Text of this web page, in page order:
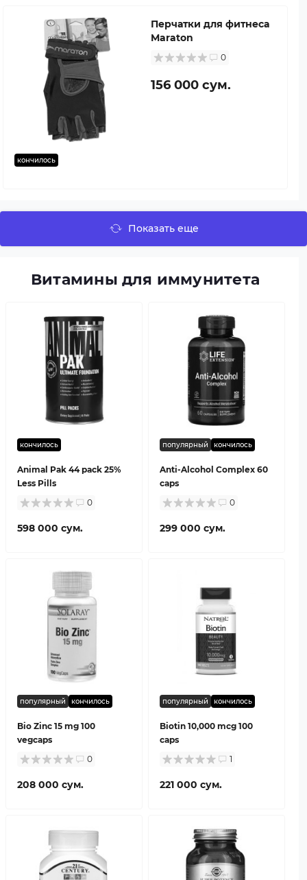
кончилось
Перчатки для фитнеса
Maraton
0
156 000 сум.
Показать еще
Витамины для иммунитета
кончилось
Animal Pak 44 pack 25%
Less Pills
0
598 000 сум.
популярный кончилось
Anti-Alcohol Complex 60
caps
0
299 000 сум.
популярный кончилось
Bio Zinc 15 mg 100
vegcaps
0
208 000 сум.
популярный кончилось
Biotin 10,000 mcg 100
caps
1
221 000 сум.